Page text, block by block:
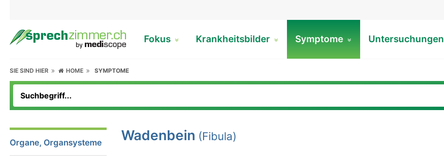
Fokus Krankheitsbilder Symptome Untersuchungen
SIE SIND HIER HOME SYMPTOME
Organe, Organsysteme Wadenbein (Fibula)